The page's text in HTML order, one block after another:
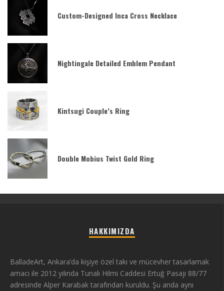
Custom-Designed Inca Cross Necklace
Nightingale Detailed Emblem Pendant
Kintsugi Couple’s Ring
Double Mobius Twist Gold Ring
HAKKIMIZDA
BalladeArt, Ankara’da kişiye özel takı ve mücevher tasarlamak
amacı ile 2012 yılında Tunalı Hilmi Caddesi Ertuğ Pasajı 88/77
adresinde Alper Karabak tarafından kuruldu. Şu anda aynı